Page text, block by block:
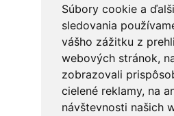
Súbory cookie a
sledovania
vášho zážitku z
webových stránok,
zobrazovali
cielené reklamy, na
návštevnosti našich
Obchodné podmienky
Ochrana osobných
Odstúpenie od zmluvy